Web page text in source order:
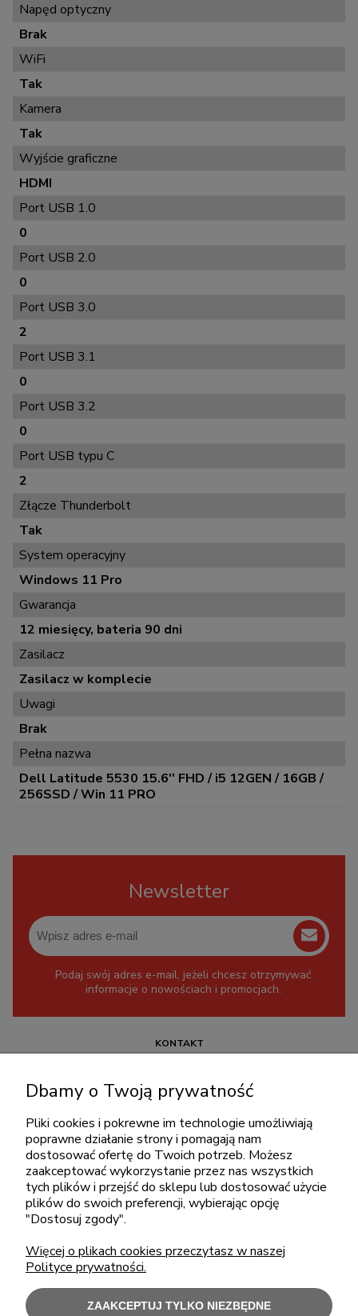
Napęd optyczny
Brak
WiFi
Tak
Kamera
Tak
Wyjście graficzne
HDMI
Port USB 1.0
0
Port USB 2.0
0
Port USB 3.0
2
Port USB 3.1
0
Port USB 3.2
0
Port USB typu C
2
Złącze Thunderbolt
Tak
System operacyjny
Windows 11 Pro
Gwarancja
12 miesięcy, bateria 90 dni
Zasilacz
Zasilacz w komplecie
Uwagi
Brak
Pełna nazwa
Dell Latitude 5530 15.6'' FHD / i5 12GEN / 16GB /
256SSD / Win 11 PRO
Newsletter
Podaj swój adres e-mail, jeżeli chcesz otrzymywać
informacje o nowościach i promocjach.
KONTAKT
pon.-piąt.: 08:00-16:00
sklep@cebit.pl
ZAKUPY
MOJE KONTO
Dbamy o Twoją prywatność
Pliki cookies i pokrewne im technologie umożliwiają
poprawne działanie strony i pomagają nam
dostosować ofertę do Twoich potrzeb. Możesz
zaakceptować wykorzystanie przez nas wszystkich
tych plików i przejść do sklepu lub dostosować użycie
plików do swoich preferencji, wybierając opcję
"Dostosuj zgody".
Więcej o plikach cookies przeczytasz w naszej
Polityce prywatności.
ZAAKCEPTUJ TYLKO NIEZBĘDNE